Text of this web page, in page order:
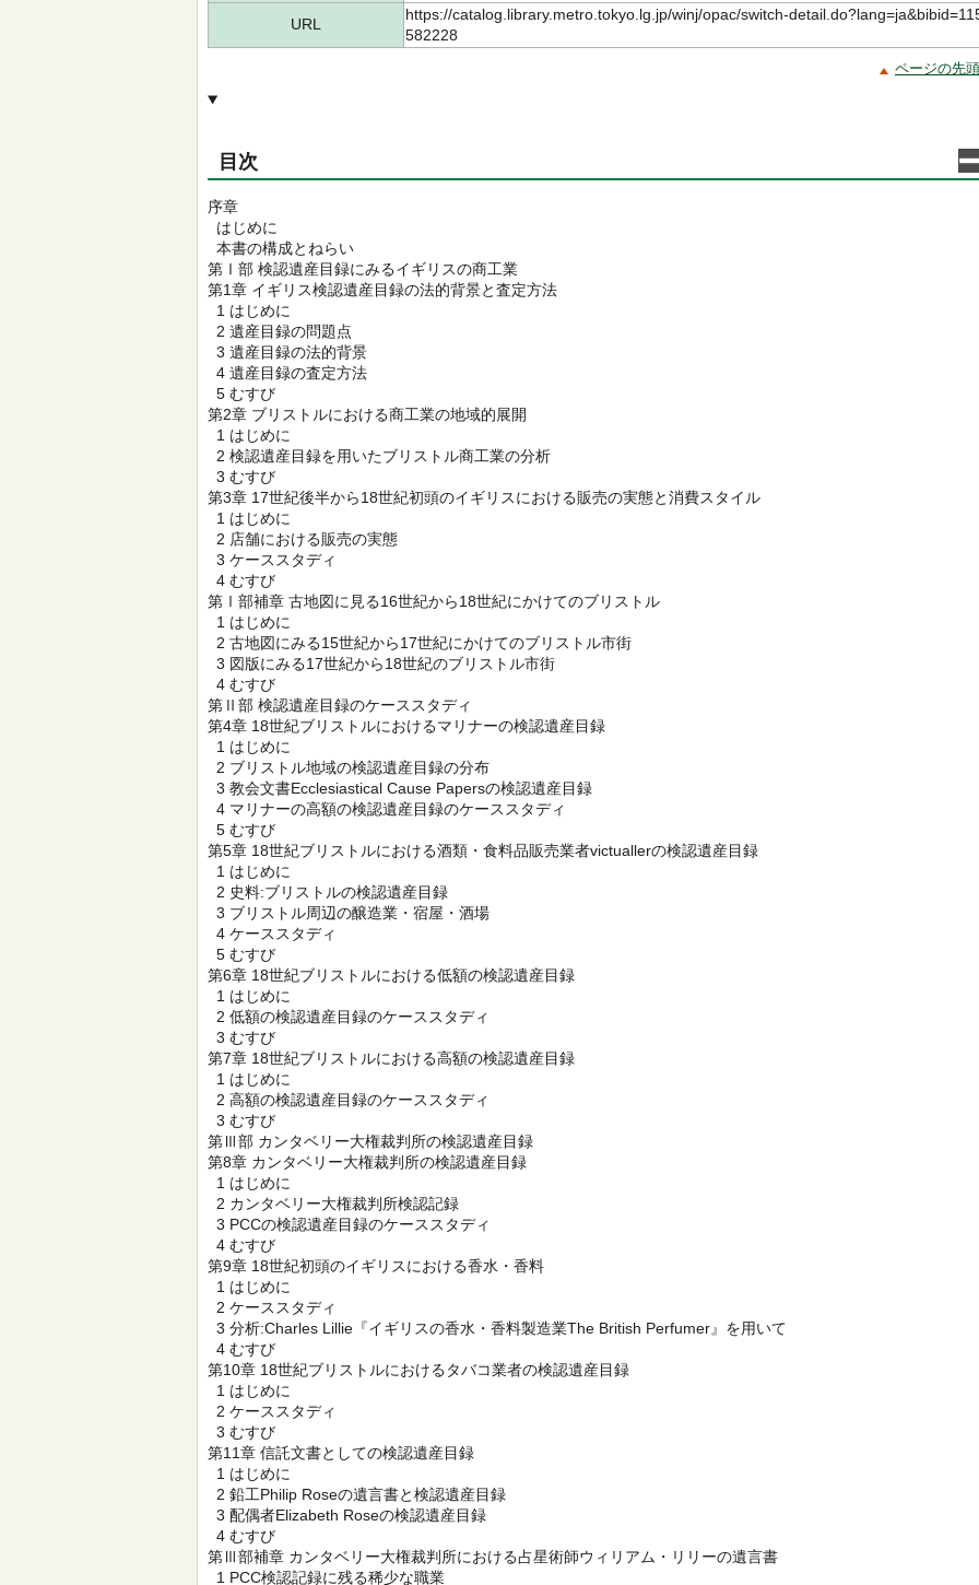
URL
https://catalog.library.metro.tokyo.lg.jp/winj/opac/switch-
582228
ページの先
目次
序章
はじめに
本書の構成とねらい
第Ⅰ部 検認遺産目録にみるイギリスの商工業
第1章 イギリス検認遺産目録の法的背景と査定方法
1 はじめに
2 遺産目録の問題点
3 遺産目録の法的背景
4 遺産目録の査定方法
5 むすび
第2章 ブリストルにおける商工業の地域的展開
1 はじめに
2 検認遺産目録を用いたブリストル商工業の分析
3 むすび
第3章 17世紀後半から18世紀初頭のイギリスにおける販売の実態と消費スタイル
1 はじめに
2 店舗における販売の実態
3 ケーススタディ
4 むすび
第Ⅰ部補章 古地図に見る16世紀から18世紀にかけてのブリストル
1 はじめに
2 古地図にみる15世紀から17世紀にかけてのブリストル市街
3 図版にみる17世紀から18世紀のブリストル市街
4 むすび
第Ⅱ部 検認遺産目録のケーススタディ
第4章 18世紀ブリストルにおけるマリナーの検認遺産目録
1 はじめに
2 ブリストル地域の検認遺産目録の分布
3 教会文書Ecclesiastical Cause Papersの検認遺産目録
4 マリナーの高額の検認遺産目録のケーススタディ
5 むすび
第5章 18世紀ブリストルにおける酒類・食料品販売業者victuallerの検認遺産目録
1 はじめに
2 史料:ブリストルの検認遺産目録
3 ブリストル周辺の醸造業・宿屋・酒場
4 ケーススタディ
5 むすび
第6章 18世紀ブリストルにおける低額の検認遺産目録
1 はじめに
2 低額の検認遺産目録のケーススタディ
3 むすび
第7章 18世紀ブリストルにおける高額の検認遺産目録
1 はじめに
2 高額の検認遺産目録のケーススタディ
3 むすび
第Ⅲ部 カンタベリー大権裁判所の検認遺産目録
第8章 カンタベリー大権裁判所の検認遺産目録
1 はじめに
2 カンタベリー大権裁判所検認記録
3 PCCの検認遺産目録のケーススタディ
4 むすび
第9章 18世紀初頭のイギリスにおける香水・香料
1 はじめに
2 ケーススタディ
3 分析:Charles Lillie『イギリスの香水・香料製造業The British Perfumer』を用いて
4 むすび
第10章 18世紀ブリストルにおけるタバコ業者の検認遺産目録
1 はじめに
2 ケーススタディ
3 むすび
第11章 信託文書としての検認遺産目録
1 はじめに
2 鉛工Philip Roseの遺言書と検認遺産目録
3 配偶者Elizabeth Roseの検認遺産目録
4 むすび
第Ⅲ部補章 カンタベリー大権裁判所における占星術師ウィリアム・リリーの遺言書
1 PCC検認記録に残る稀少な職業